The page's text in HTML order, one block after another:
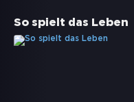
So spielt das Leben